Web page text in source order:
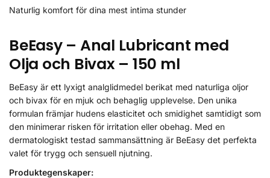
Naturlig komfort för dina mest intima stunder
BeEasy – Anal Lubricant med
Olja och Bivax – 150 ml
BeEasy är ett lyxigt analglidmedel berikat med naturliga oljor
och bivax för en mjuk och behaglig upplevelse. Den unika
formulan främjar hudens elasticitet och smidighet samtidigt som
den minimerar risken för irritation eller obehag. Med en
dermatologiskt testad sammansättning är BeEasy det perfekta
valet för trygg och sensuell njutning.
Produktegenskaper: